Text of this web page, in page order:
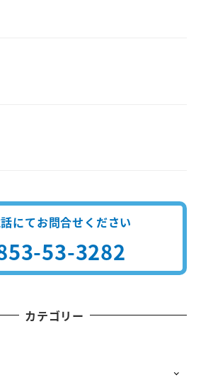
にてお問合せください
53-3282
カテゴリー